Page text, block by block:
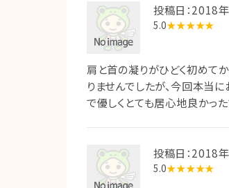
投稿日：2018
5.0★★★★★
肩と首の凝りがひどく初めて
りませんでしたが、今回本当
で優しくとても居心地良かっ
投稿日：2018
5.0★★★★★